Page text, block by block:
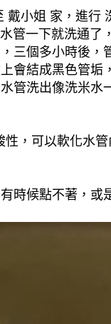
小姐 家，進行
管一下就洗通了
三個多小時後，
會結成黑色管垢
管洗出像洗米水
，可以軟化水
時候點不著，或